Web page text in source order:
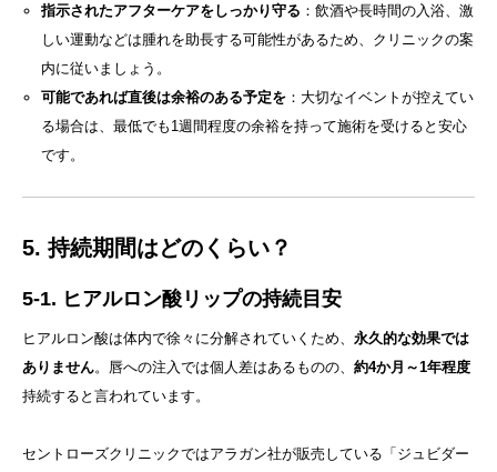
指示されたアフターケアをしっかり守る ：飲酒や長時間の入浴、激
しい運動などは腫れを助長する可能性があるため、クリニックの案
内に従いましょう。
可能であれば直後は余裕のある予定を：大切なイベントが控えてい
る場合は、最低でも1週間程度の余裕を持って施術を受けると安心
です。
5. 持続期間はどのくらい？
5-1. ヒアルロン酸リップの持続目安
ヒアルロン酸は体内で徐々に分解されていくため、 永久的な効果では
ありません。唇への注入では個人差はあるものの、 約4か月～1年程度
持続すると言われています。
セントローズクリニックではアラガン社が販売している「ジュビダー